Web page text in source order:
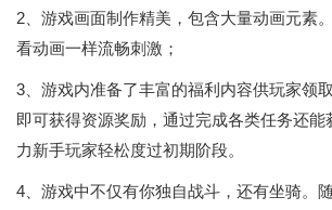
2、游戏画面制作精美，包含大量动画元素
看动画一样流畅刺激；
3、游戏内准备了丰富的福利内容供玩家领
即可获得资源奖励，通过完成各类任务还能
力新手玩家轻松度过初期阶段。
4、游戏中不仅有你独自战斗，还有坐骑。